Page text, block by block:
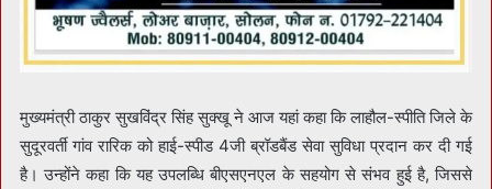
मुख्यमंत्री ठाकुर सुखविंद्र सिंह सुक्खू ने आज यहां कहा कि लाहौल-स्पीति जिले के
सुदूरवर्ती गांव रारिक को हाई-स्पीड 4जी ब्रॉडबैंड सेवा सुविधा प्रदान कर दी गई
है। उन्होंने कहा कि यह उपलब्धि बीएसएनएल के सहयोग से संभव हुई है, जिससे